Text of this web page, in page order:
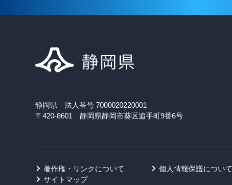
静岡県 法人番号 7000020220001
〒420-8601 静岡県静岡市葵区追手町9番6号
著作権・リンクについて 個人情報保護について
サイトマップ